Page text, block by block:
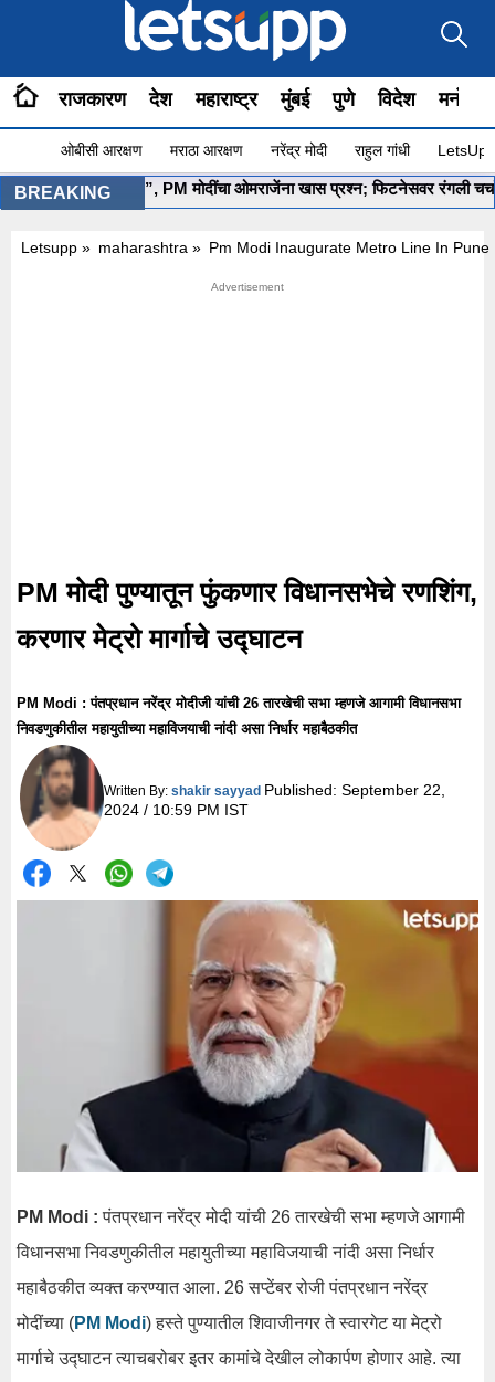
राजकारण देश महाराष्ट्र मुंबई पुणे विदेश
ओबीसी आरक्षण मराठा आरक्षण नरेंद्र मोदी राहुल गांधी
BREAKING
सुरू आहे ना?”, PM मोदींचा ओमराजेंना खास प्रश्न; फिटनेसवर रंगली चर्चा •
Letsupp » maharashtra » Pm Modi Inaugurate Metro Line In Pune
PM मोदी पुण्यातून फुंकणार विधानसभेचे रणशिंग,
करणार मेट्रो मार्गाचे उद्घाटन
PM Modi : पंतप्रधान नरेंद्र मोदीजी यांची 26 तारखेची सभा म्हणजे आगामी विधानसभा
निवडणुकीतील महायुतीच्या महाविजयाची नांदी असा निर्धार महाबैठकीत
Written By:shakir sayyad Published:September 22,
2024 / 10:59 PM IST
PM Modi : पंतप्रधान नरेंद्र मोदी यांची 26 तारखेची सभा म्हणजे आगामी
विधानसभा निवडणुकीतील महायुतीच्या महाविजयाची नांदी असा निर्धार
महाबैठकीत व्यक्त करण्यात आला. 26 सप्टेंबर रोजी पंतप्रधान नरेंद्र
मोदींच्या (PM Modi) हस्ते पुण्यातील शिवाजीनगर ते स्वारगेट या मेट्रो
मार्गाचे उद्घाटन त्याचबरोबर इतर कामांचे देखील लोकार्पण होणार आहे. त्या